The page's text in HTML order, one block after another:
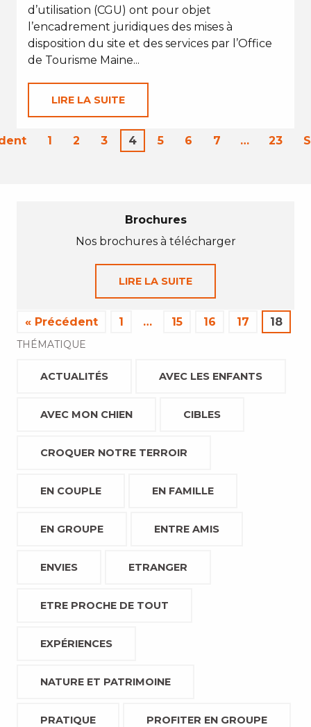
d’utilisation (CGU) ont pour objet
l’encadrement juridiques des mises à
disposition du site et des services par l’Office
de Tourisme Maine...
LIRE LA SUITE
1 2 3 4 5 6 7 … 23
Brochures
Nos brochures à télécharger
LIRE LA SUITE
« Précédent 1 … 15 16 17 18
THÉMATIQUE
ACTUALITÉS AVEC LES ENFANTS
AVEC MON CHIEN CIBLES
CROQUER NOTRE TERROIR
EN COUPLE EN FAMILLE
EN GROUPE ENTRE AMIS
ENVIES ETRANGER
ETRE PROCHE DE TOUT
EXPÉRIENCES
NATURE ET PATRIMOINE
PRATIQUE PROFITER EN GROUPE